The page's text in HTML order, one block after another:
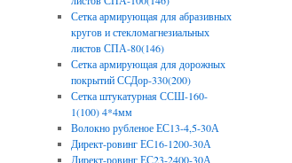
Сетка армирующая для абразивных
кругов и стекломагнезиальных
листов СПА-80(146)
Сетка армирующая для дорожных
покрытий ССДор-330(200)
Сетка штукатурная ССШ-160-
1(100) 4*4мм
Волокно рубленое ЕС13-4,5-30А
Директ-ровинг ЕС16-1200-30А
Директ-ровинг ЕС23-2400-30А